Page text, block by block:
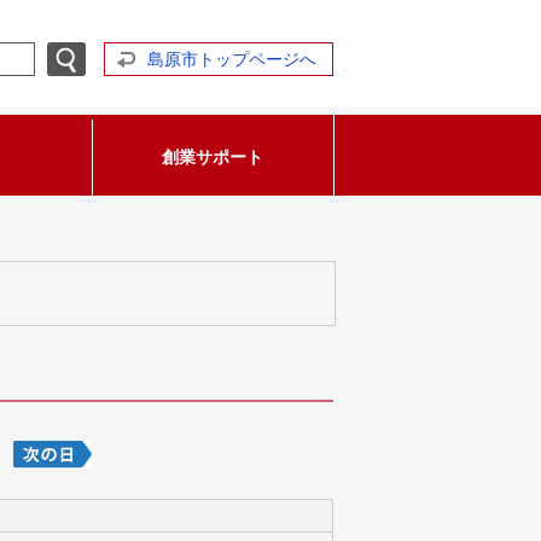
島原市トップページへ
創業サポート